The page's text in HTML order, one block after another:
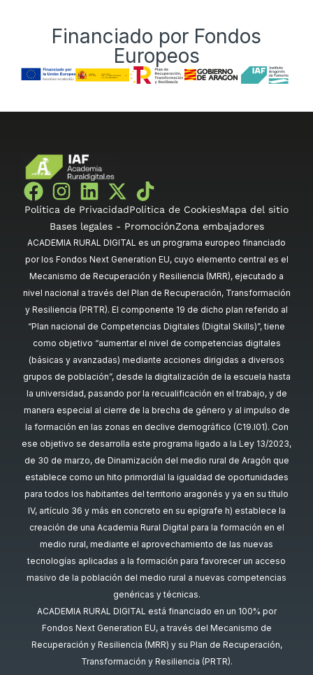
Financiado por Fondos
Europeos
Política de PrivacidadPolítica de CookiesMapa del sitio
Bases legales - PromociónZona embajadores
ACADEMIA RURAL DIGITAL es un programa europeo financiado
por los Fondos Next Generation EU, cuyo elemento central es el
Mecanismo de Recuperación y Resiliencia (MRR), ejecutado a
nivel nacional a través del Plan de Recuperación, Transformación
y Resiliencia (PRTR). El componente 19 de dicho plan referido al
“Plan nacional de Competencias Digitales (Digital Skills)”, tiene
como objetivo “aumentar el nivel de competencias digitales
(básicas y avanzadas) mediante acciones dirigidas a diversos
grupos de población”, desde la digitalización de la escuela hasta
la universidad, pasando por la recualificación en el trabajo, y de
manera especial al cierre de la brecha de género y al impulso de
la formación en las zonas en declive demográfico (C19.I01). Con
ese objetivo se desarrolla este programa ligado a la Ley 13/2023,
de 30 de marzo, de Dinamización del medio rural de Aragón que
establece como un hito primordial la igualdad de oportunidades
para todos los habitantes del territorio aragonés y ya en su título
IV, artículo 36 y más en concreto en su epígrafe h) establece la
creación de una Academia Rural Digital para la formación en el
medio rural, mediante el aprovechamiento de las nuevas
tecnologías aplicadas a la formación para favorecer un acceso
masivo de la población del medio rural a nuevas competencias
genéricas y técnicas.
ACADEMIA RURAL DIGITAL está financiado en un 100% por
Fondos Next Generation EU, a través del Mecanismo de
Recuperación y Resiliencia (MRR) y su Plan de Recuperación,
Transformación y Resiliencia (PRTR).